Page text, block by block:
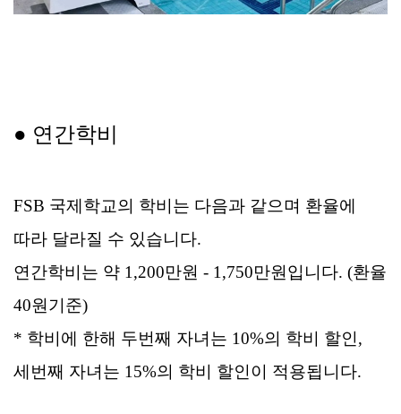
● 연간학비
FSB 국제학교의 학비는 다음과 같으며 환율에
따라 달라질 수 있습니다.
연간학비는 약 1,200만원 - 1,750만원 입니다. (환율
40원기준)
* 학비에 한해 두번째 자녀는 10%의 학비 할인,
세번째 자녀는 15%의 학비 할인이 적용됩니다.